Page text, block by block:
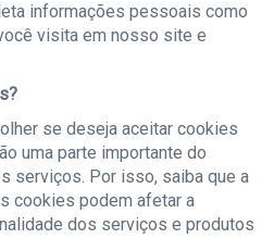
informações pessoais como
visita em nosso site e
se deseja aceitar cookies
uma parte importante do
serviços. Por isso, saiba que a
cookies podem afetar a
dos serviços e produtos